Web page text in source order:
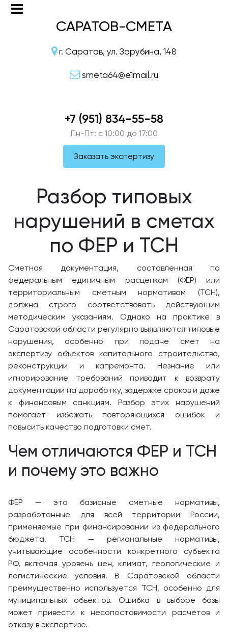
САРАТОВ-СМЕТА
г. Саратов, ул. Зарубина, 148
smeta64@e1mail.ru
+7 (951) 834-55-58
Пн-Пт: c 10:00 до 17:00
Заказать экспертизу
Разбор типовых
нарушений в сметах
по ФЕР и ТСН
Сметная документация, составленная по
федеральным единичным расценкам (ФЕР) или
территориальным сметным нормативам (ТСН),
должна строго соответствовать действующим
методическим указаниям. Однако на практике в
Саратовской области регулярно выявляются типовые
нарушения, особенно при подаче смет на
экспертизу объектов капитального строительства,
реконструкции и капремонта. Незнание или
игнорирование требований приводит к возврату
документации на доработку, задержке сроков и даже
к финансовым санкциям. Разбор этих нарушений
помогает избежать повторяющихся ошибок и
повысить качество подготовки смет.
Чем отличаются ФЕР и ТСН
и почему это важно
ФЕР — это базисные сметные нормативы,
разработанные для всей территории России,
применяемые при финансировании из федерального
бюджета. ТСН — региональные нормативы,
учитывающие особенности конкретного субъекта
РФ, включая уровень цен, климат, геологические и
логистические условия. В Саратовской области
преимущественно используется ТСН, особенно для
муниципальных объектов. Ошибка в выборе базы
может привести к несопоставимости расчётов и
отказу в экспертизе.